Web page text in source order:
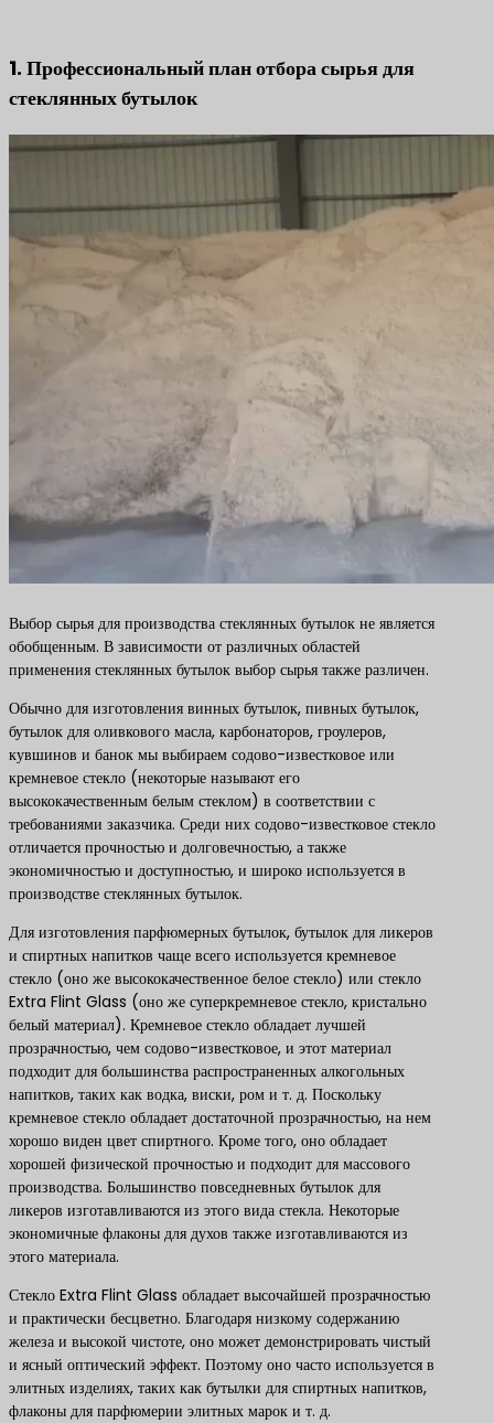
1. Профессиональный план отбора сырья для
стеклянных бутылок
Выбор сырья для производства стеклянных бутылок не является
обобщенным. В зависимости от различных областей
применения стеклянных бутылок выбор сырья также различен.
Обычно для изготовления винных бутылок, пивных бутылок,
бутылок для оливкового масла, карбонаторов, гроулеров,
кувшинов и банок мы выбираем содово-известковое или
кремневое стекло (некоторые называют его
высококачественным белым стеклом) в соответствии с
требованиями заказчика. Среди них содово-известковое стекло
отличается прочностью и долговечностью, а также
экономичностью и доступностью, и широко используется в
производстве стеклянных бутылок.
Для изготовления парфюмерных бутылок, бутылок для ликеров
и спиртных напитков чаще всего используется кремневое
стекло (оно же высококачественное белое стекло) или стекло
Extra Flint Glass (оно же суперкремневое стекло, кристально
белый материал). Кремневое стекло обладает лучшей
прозрачностью, чем содово-известковое, и этот материал
подходит для большинства распространенных алкогольных
напитков, таких как водка, виски, ром и т. д. Поскольку
кремневое стекло обладает достаточной прозрачностью, на нем
хорошо виден цвет спиртного. Кроме того, оно обладает
хорошей физической прочностью и подходит для массового
производства. Большинство повседневных бутылок для
ликеров изготавливаются из этого вида стекла. Некоторые
экономичные флаконы для духов также изготавливаются из
этого материала.
Стекло Extra Flint Glass обладает высочайшей прозрачностью
и практически бесцветно. Благодаря низкому содержанию
железа и высокой чистоте, оно может демонстрировать чистый
и ясный оптический эффект. Поэтому оно часто используется в
элитных изделиях, таких как бутылки для спиртных напитков,
флаконы для парфюмерии элитных марок и т. д.